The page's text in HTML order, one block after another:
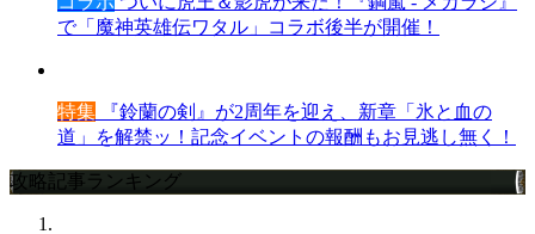
で「魔神英雄伝ワタル」コラボ後半が開催！
特集 『鈴蘭の剣』が2周年を迎え、新章「氷と血の
道」を解禁ッ！記念イベントの報酬もお見逃し無く！
攻略記事ランキング